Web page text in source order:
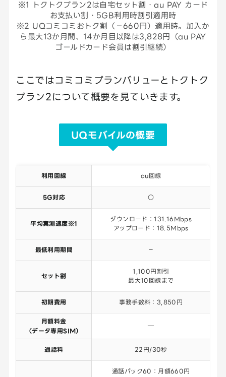
※1 トクトクプラン2は自宅セット割・au PAY カード
お支払い割・5GB利用時割引適用時
※2 UQコミコミおトク割（−660円）適用時。加入か
ら最大13か月間、14か月目以降は3,828円（au PAY
ゴールドカード会員は割引継続）
ここではコミコミプランバリューとトクトク
プラン2について概要を見ていきます。
UQモバイルの概要
利用回線 au回線
5G対応 ○
平均実測速度※1
ダウンロード：131.16Mbps
アップロード：18.5Mbps
最低利用期間 －
セット割
1,100円割引
最大10回線まで
初期費用 事務手数料：3,850円
月額料金
（データ専用SIM）
―
通話料 22円/30秒
通話パック60：月額660円